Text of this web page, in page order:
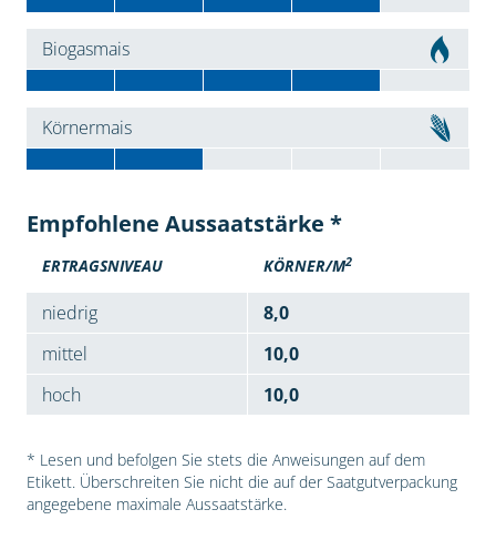
Biogasmais
Körnermais
Empfohlene Aussaatstärke *
ERTRAGSNIVEAU KÖRNER/M2
niedrig
8,0
mittel
10,0
hoch
10,0
* Lesen und befolgen Sie stets die Anweisungen auf dem
Etikett. Überschreiten Sie nicht die auf der Saatgutverpackung
angegebene maximale Aussaatstärke.